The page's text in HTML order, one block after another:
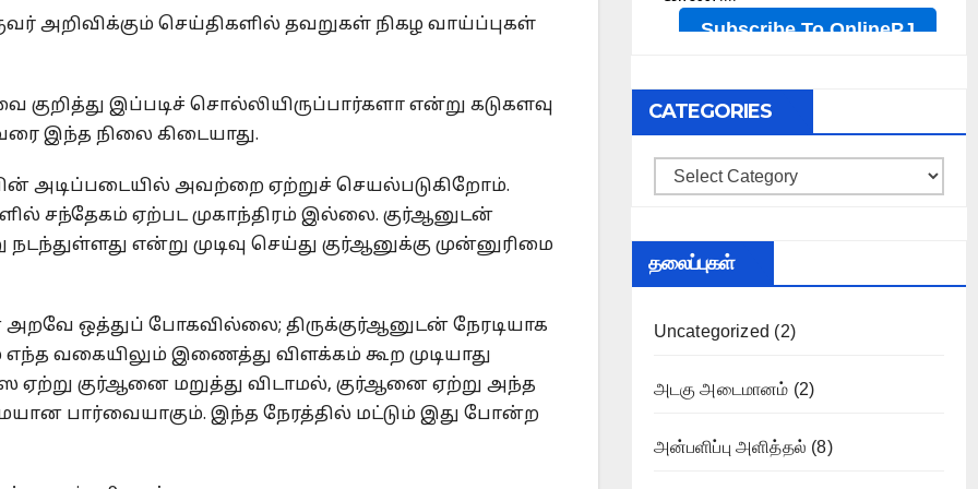
அறிவிக்கும் செய்திகளில் தவறுகள் நிகழ வாய்ப்புகள்
இப்படிச் சொல்லியிருப்பார்களா என்று கடுகளவு
இந்த நிலை கிடையாது.
அடிப்படையில் அவற்றை ஏற்றுச் செயல்படுகிறோம்.
சந்தேகம் ஏற்பட முகாந்திரம் இல்லை. குர்ஆனுடன்
என்று முடிவு செய்து குர்ஆனுக்கு முன்னுரிமை
ஒத்துப் போகவில்லை; திருக்குர்ஆனுடன் நேரடியாக
வகையிலும் இணைத்து விளக்கம் கூற முடியாது
குர்ஆனை மறுத்து விடாமல், குர்ஆனை ஏற்று அந்த
பார்வையாகும். இந்த நேரத்தில் மட்டும் இது போன்ற
CATEGORIES
Categories
தலைப்புகள்
Uncategorized (2)
அடகு அடைமானம் (2)
அன்பளிப்பு அளித்தல் (8)